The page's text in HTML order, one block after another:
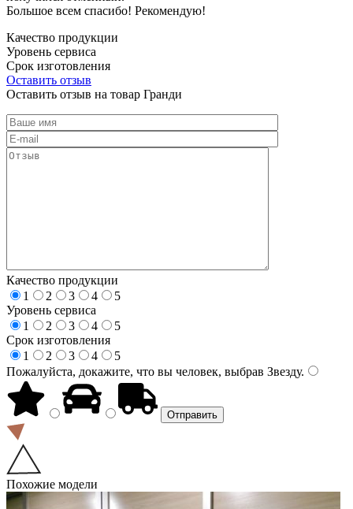
Большое всем спасибо! Рекомендую!
Качество продукции
Уровень сервиса
Срок изготовления
Оставить отзыв
Оставить отзыв на товар Гранди
Качество продукции
1
2 3 4
5
Уровень сервиса
1
2 3 4
5
Срок изготовления
1
2 3 4
5
Пожалуйста, докажите, что вы человек, выбрав Звезду.
Похожие модели